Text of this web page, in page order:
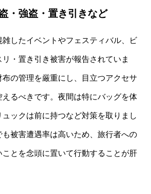
・強盗・置き引きなど
したイベントやフェスティバル、ビ
・置き引き被害が報告されていま
の管理を厳重にし、目立つアクセサ
えるべきです。夜間は特にバッグを体
ックは前に持つなど対策を取りまし
も被害遭遇率は高いため、旅行者への
とを念頭に置いて行動することが肝